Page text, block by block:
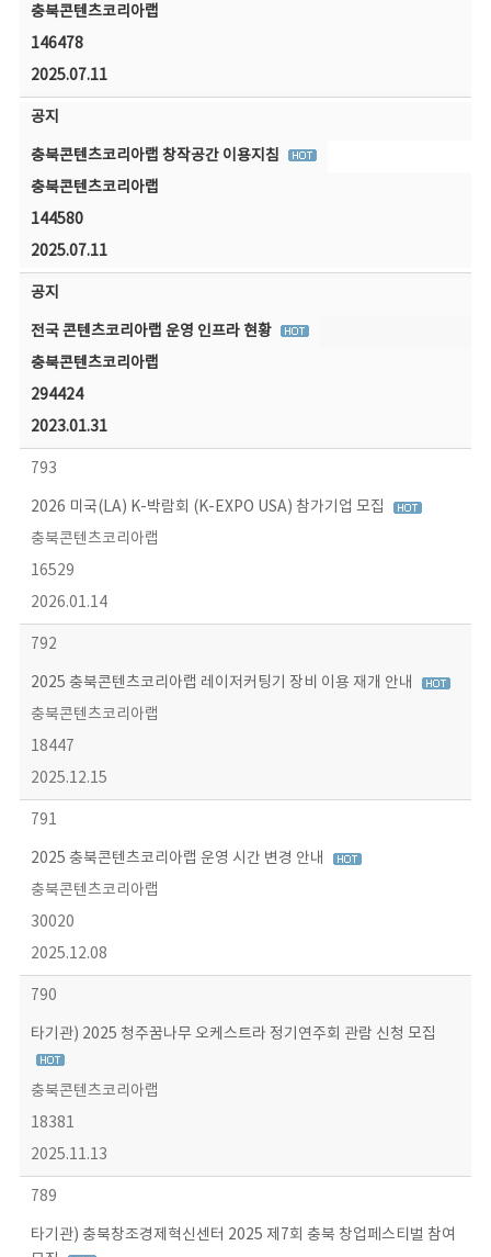
충북콘텐츠코리아랩
146478
2025.07.11
공지
충북콘텐츠코리아랩 창작공간 이용지침
충북콘텐츠코리아랩
144580
2025.07.11
공지
전국 콘텐츠코리아랩 운영 인프라 현황
충북콘텐츠코리아랩
294424
2023.01.31
793
2026 미국(LA) K-박람회 (K-EXPO USA) 참가기업 모집
충북콘텐츠코리아랩
16529
2026.01.14
792
2025 충북콘텐츠코리아랩 레이저커팅기 장비 이용 재개 안내
충북콘텐츠코리아랩
18447
2025.12.15
791
2025 충북콘텐츠코리아랩 운영 시간 변경 안내
충북콘텐츠코리아랩
30020
2025.12.08
790
타기관) 2025 청주꿈나무 오케스트라 정기연주회 관람 신청 모집
충북콘텐츠코리아랩
18381
2025.11.13
789
타기관) 충북창조경제혁신센터 2025 제7회 충북 창업페스티벌 참여